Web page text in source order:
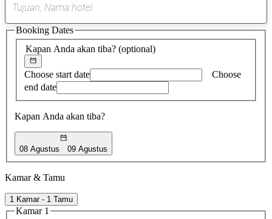
saran
ditemukan
Kapan Anda akan tiba? (optional)
Choose start date
Choose
end date
Kapan Anda akan tiba?
08 Agustus 09 Agustus
Booking Dates
Kamar & Tamu
1 Kamar - 1 Tamu
Kamar 1